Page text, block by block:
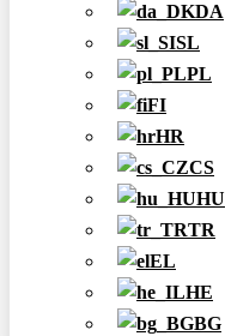
DA
SL
PL
FI
HR
CS
HU
TR
EL
HE
BG